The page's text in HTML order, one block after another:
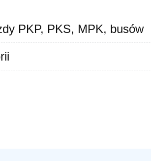
PKP, PKS, MPK, busów